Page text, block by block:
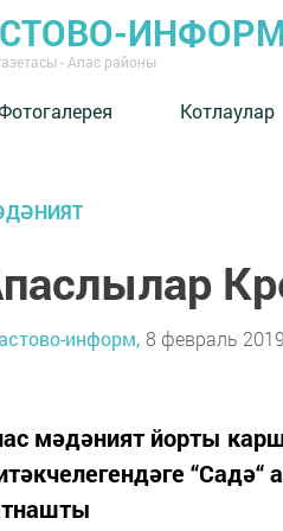
- Апас районы
Котлаулар
информ, 8 февраль
мәдәният йорты
“Садә“